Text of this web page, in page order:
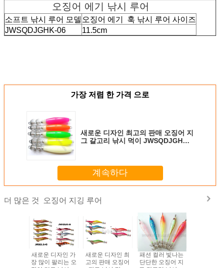
오징어 에기 낚시 루어
소프트 낚시 루어 모델 오징어 에기 훅 낚시 루어 사이즈
JWSQDJGHK-06
11.5cm
가장 저렴 한 가격 으로
새로운 디자인 최고의 판매 오징어 지
그 갈고리 낚시 먹이 JWSQDJGHK-
계속하다
더 많은 것 오징어 지깅 루어
새로운 디자인 가
장 많이 팔리는 오
새로운 디자인 최
고의 판매 오징어
패션 컬러 빛나는
단단한 오징어 지